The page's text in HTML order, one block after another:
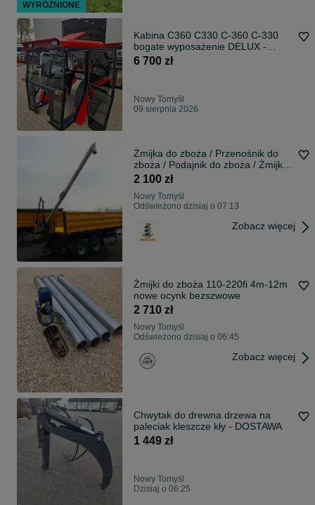
Kabina C360 C330 C-360 C-330
bogate wyposażenie DELUX -
DOSTAWA - RATY
6 700 zł
Nowy Tomyśl
09 sierpnia 2026
Żmijka do zboża / Przenośnik do
zboża / Podajnik do zboża / Żmijka
pionowa / Wózek / Segmenty w
2 100 zł
Nowy Tomyśl
Odświeżono dzisiaj o 07:13
Zobacz więcej
Żmijki do zboża 110-220fi 4m-12m
nowe ocynk bezszwowe
2 710 zł
Nowy Tomyśl
Odświeżono dzisiaj o 06:45
Zobacz więcej
Chwytak do drewna drzewa na
paleciak kleszcze kły - DOSTAWA
1 449 zł
Nowy Tomyśl
Dzisiaj o 06:25
WYRÓŻNIONE